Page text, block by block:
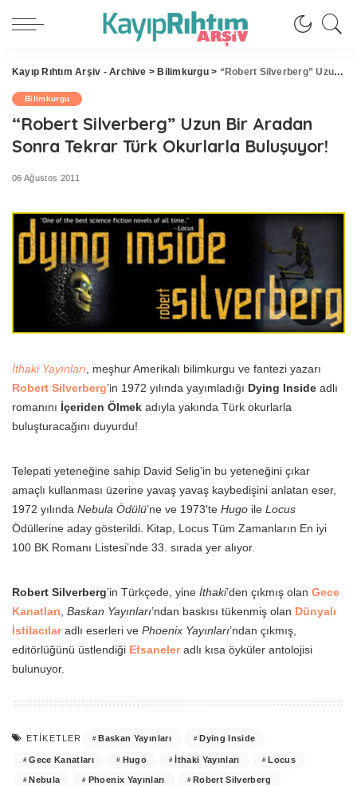
Kayıp Rıhtım Arşiv - Archive > Bilimkurgu> “Robert Silverberg” Uzun Bir Aradan Sonra Tekrar Türk Okurlarla Buluşuyor!
Bilimkurgu
“Robert Silverberg” Uzun Bir Aradan
Sonra Tekrar Türk Okurlarla Buluşuyor!
06 Ağustos 2011
İthaki Yayınları , meşhur Amerikalı bilimkurgu ve fantezi yazarı
Robert Silverberg’in 1972 yılında yayımladığı Dying Inside adlı
romanını İçeriden Ölmek adıyla yakında Türk okurlarla
buluşturacağını duyurdu!
Telepati yeteneğine sahip David Selig’in bu yeteneğini çıkar
amaçlı kullanması üzerine yavaş yavaş kaybedişini anlatan eser,
1972 yılında Nebula Ödülü’ne ve 1973′te Hugo ile Locus
Ödüllerine aday gösterildi. Kitap, Locus Tüm Zamanların En iyi
100 BK Romanı Listesi’nde 33. sırada yer alıyor.
Robert Silverberg’in Türkçede, yine İthaki’den çıkmış olan Gece
Kanatları Baskan Yayınları’ndan baskısı tükenmiş olan Dünyalı
İstilacılaradlı eserleri ve Phoenix Yayınları’ndan çıkmış,
editörlüğünü üstlendiği Efsaneleradlı kısa öyküler antolojisi
bulunuyor.
ETIKETLER Baskan Yayınları Dying Inside
Gece Kanatları Hugo İthaki Yayınları Locus
Nebula Phoenix Yayınları Robert Silverberg